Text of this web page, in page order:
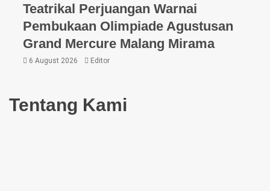
Teatrikal Perjuangan Warnai
Pembukaan Olimpiade Agustusan
Grand Mercure Malang Mirama
6 August 2026 Editor
Tentang Kami